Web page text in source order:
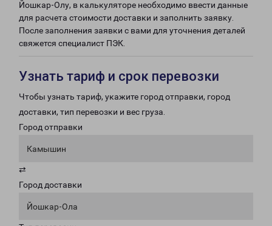
Йошкар-Олу, в калькуляторе необходимо ввести данные
для расчета стоимости доставки и заполнить заявку.
После заполнения заявки с вами для уточнения деталей
свяжется специалист ПЭК.
Узнать тариф и срок перевозки
Чтобы узнать тариф, укажите город отправки, город
доставки, тип перевозки и вес груза.
Город отправки
Камышин
⇄
Город доставки
Йошкар-Ола